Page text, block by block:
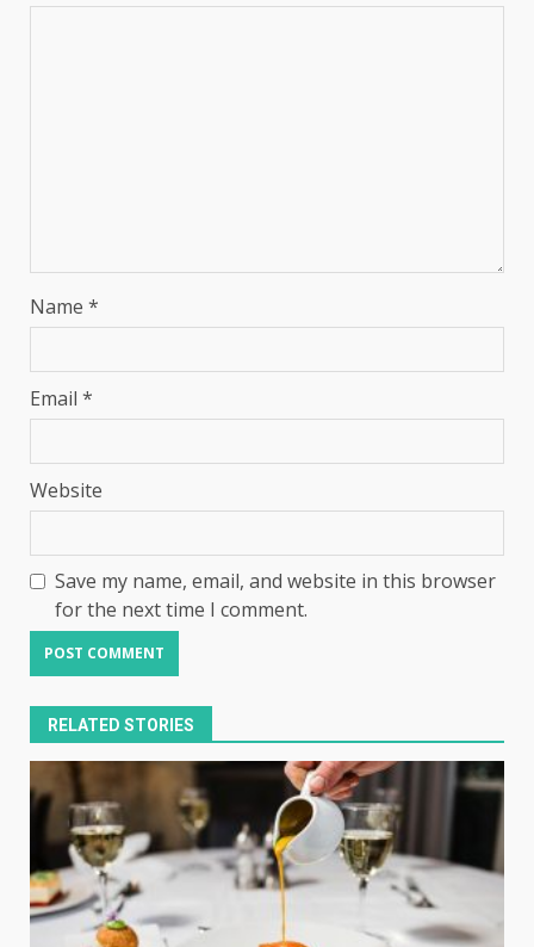
Name *
Email *
Website
Save my name, email, and website in this browser
for the next time I comment.
RELATED STORIES